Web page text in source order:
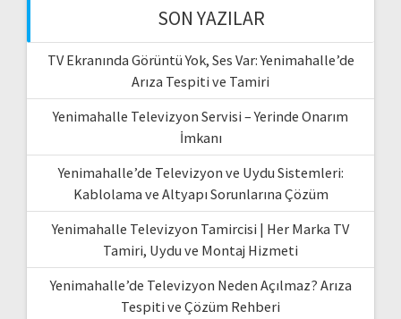
SON YAZILAR
TV Ekranında Görüntü Yok, Ses Var: Yenimahalle’de
Arıza Tespiti ve Tamiri
Yenimahalle Televizyon Servisi – Yerinde Onarım
İmkanı
Yenimahalle’de Televizyon ve Uydu Sistemleri:
Kablolama ve Altyapı Sorunlarına Çözüm
Yenimahalle Televizyon Tamircisi | Her Marka TV
Tamiri, Uydu ve Montaj Hizmeti
Yenimahalle’de Televizyon Neden Açılmaz? Arıza
Tespiti ve Çözüm Rehberi